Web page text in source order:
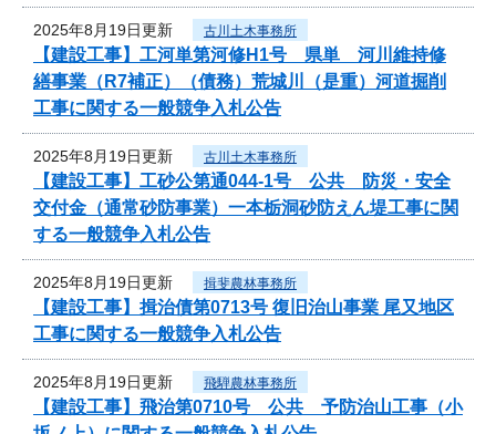
2025年8月19日更新 古川土木事務所
【建設工事】工河単第河修H1号 県単 河川維持修
繕事業（R7補正）（債務）荒城川（是重）河道掘削
工事に関する一般競争入札公告
2025年8月19日更新 古川土木事務所
【建設工事】工砂公第通044-1号 公共 防災・安全
交付金（通常砂防事業）一本栃洞砂防えん堤工事に関
する一般競争入札公告
2025年8月19日更新 揖斐農林事務所
【建設工事】揖治債第0713号 復旧治山事業 尾又地区
工事に関する一般競争入札公告
2025年8月19日更新 飛騨農林事務所
【建設工事】飛治第0710号 公共 予防治山工事（小